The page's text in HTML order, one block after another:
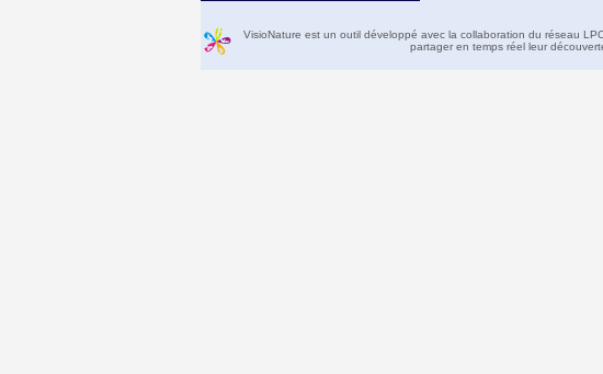
VisioNature est un outil développé avec la collaboration du réseau
partager en temps réel leur